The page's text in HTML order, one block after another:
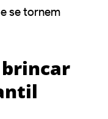
se tornem